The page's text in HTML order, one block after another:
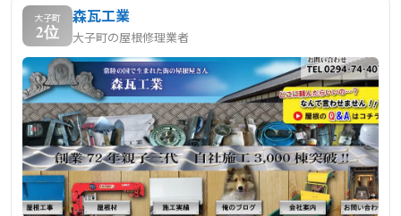
大子町
2位
森瓦工業
大子町の屋根修理業者